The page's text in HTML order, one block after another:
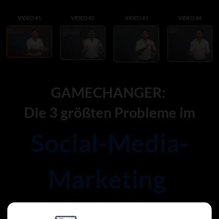
VIDEO #1 VIDEO #2 VIDEO #3 VIDEO #4
GAMECHANGER:
Die 3 größten Probleme im
Social-Media-
Marketing
und wie du sie spielend einfach lösen kannst...